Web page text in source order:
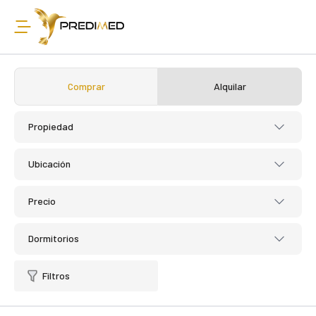
Comprar Alquilar
Propiedad
Ubicación
Precio
Dormitorios
Filtros